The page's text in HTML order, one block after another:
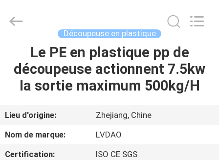
MAISON
PRODUITS
AU
SUJET
DE
INDUSTRIAL
TRADE
Découpeuse en plastique
Le PE en plastique pp de
découpeuse actionnent 7.5kw
la sortie maximum 500kg/H
Lieu d'origine:
Zhejiang, Chine
Nom de marque:
LVDAO
Certification:
ISO CE SGS